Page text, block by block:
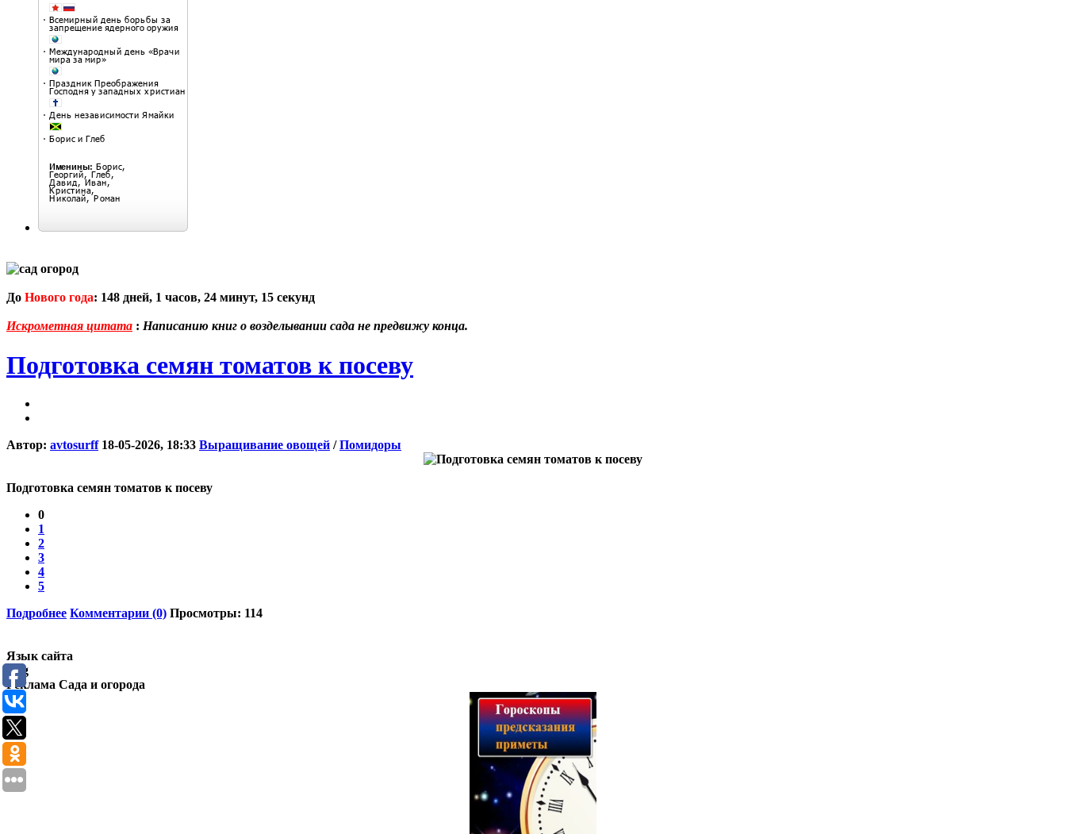
До Нового года: 148 дней, 1 часов, 24 минут, 14 секунд
Искрометная цитата : Написанию книг о возделывании сада не предвижу конца.
Подготовка семян томатов к посеву
Автор: avtosurff 18-05-2026, 18:33 Выращивание овощей /Помидоры
Подготовка семян томатов к посеву
0
1
2
3
4
5
Подробнее Комментарии (0) Просмотры: 114
Язык сайта
Eng
Реклама Сада и огорода